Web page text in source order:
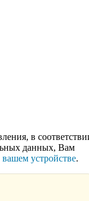
в
данных, Вам
устройстве.